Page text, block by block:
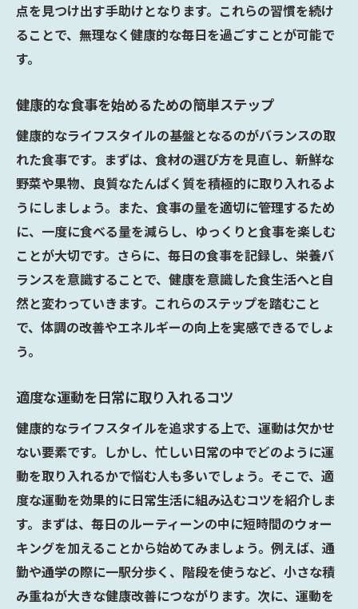
小さな成功体験を積み重ねる方法
健康維持のためのマインドフルネスの活用
活用法
健康管理に役立つおすすめアプリ紹介
アプリを使った食事管理の始め方
運動量を記録するアプリの効果的な使い方
健康状態をモニターするためのアプリ活用
法
アプリを使った睡眠改善の方法
健康アプリで仲間とつながる方法
健康的なライフスタイルを維持するためのコミ
参加することで得られる健康へのメリット
オンラインコミュニティを活用する方法
健康イベントに参加して仲間を作る利点
地域の健康活動に参加する意義
コミュニティ参加で健康習慣を続けるモチ
ベーションを維持
健康管理を楽しむ心と体に優しい新習慣
楽しみながら健康をサポートする習慣
点を見つけ出す手助けとなります。これらの習慣を続け
ることで、無理なく健康的な毎日を過ごすことが可能で
す。
健康的な食事を始めるための簡単ステップ
健康的なライフスタイルの基盤となるのがバランスの取
れた食事です。まずは、食材の選び方を見直し、新鮮な
野菜や果物、良質なたんぱく質を積極的に取り入れるよ
うにしましょう。また、食事の量を適切に管理するため
に、一度に食べる量を減らし、ゆっくりと食事を楽しむ
ことが大切です。さらに、毎日の食事を記録し、栄養バ
ランスを意識することで、健康を意識した食生活へと自
然と変わっていきます。これらのステップを踏むこと
で、体調の改善やエネルギーの向上を実感できるでしょ
う。
適度な運動を日常に取り入れるコツ
健康的なライフスタイルを追求する上で、運動は欠かせ
ない要素です。しかし、忙しい日常の中でどのように運
動を取り入れるかで悩む人も多いでしょう。そこで、適
度な運動を効果的に日常生活に組み込むコツを紹介しま
す。まずは、毎日のルーティーンの中に短時間のウォー
キングを加えることから始めてみましょう。例えば、通
勤や通学の際に一駅分歩く、階段を使うなど、小さな積
み重ねが大きな健康改善につながります。次に、運動を